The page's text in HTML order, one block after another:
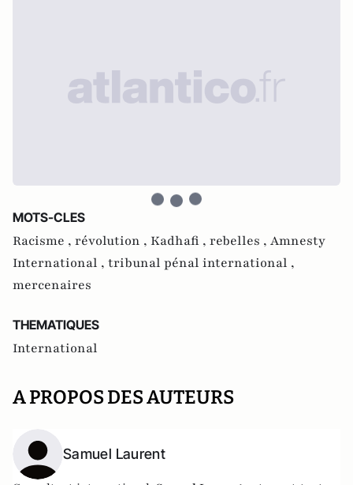
MOTS-CLES
Racisme , révolution , Kadhafi , rebelles , Amnesty
International , tribunal pénal international ,
mercenaires
THEMATIQUES
International
A PROPOS DES AUTEURS
Samuel Laurent